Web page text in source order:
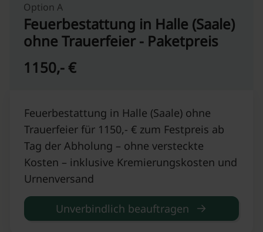
Option A
Feuerbestattung in Halle (Saale)
ohne Trauerfeier - Paketpreis
1150,- €
Feuerbestattung in Halle (Saale) ohne
Trauerfeier für 1150,- € zum Festpreis ab
Tag der Abholung – ohne versteckte
Kosten – inklusive Kremierungskosten und
Urnenversand
Unverbindlich beauftragen